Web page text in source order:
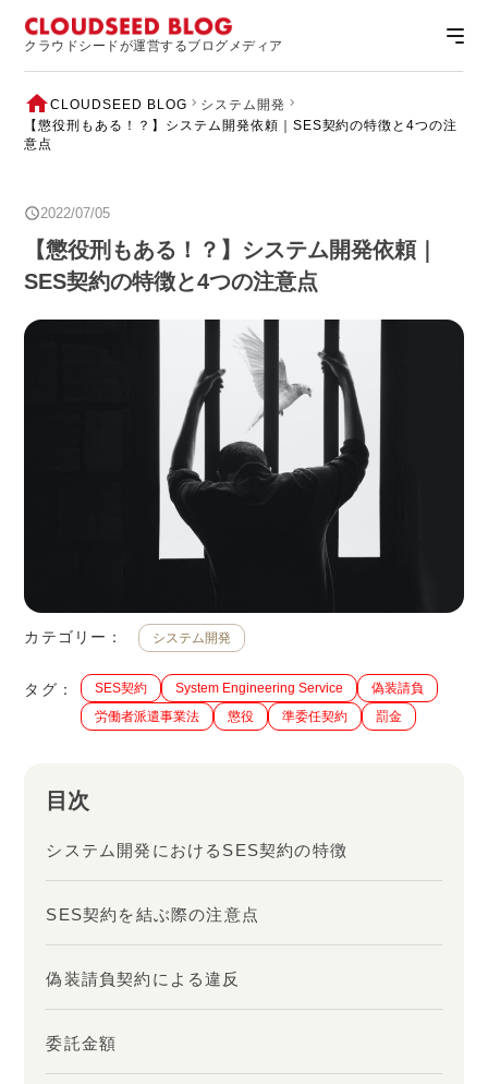
クラウドシードが運営するブログメディア
CLOUDSEED BLOG
システム開発
【懲役刑もある！？】システム開発依頼｜SES契約の特徴と4つの注
意点
2022/07/05
【懲役刑もある！？】システム開発依頼｜
SES契約の特徴と4つの注意点
カテゴリー： システム開発
タグ： SES契約 System Engineering Service
偽装請負
労働者派遣事業法
懲役 準委任契約 罰金
目次
システム開発におけるSES契約の特徴
SES契約を結ぶ際の注意点
偽装請負契約による違反
委託金額